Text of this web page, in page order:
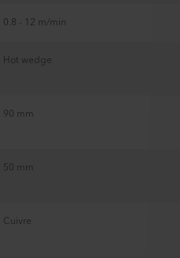
0.8 - 12 m/min
Hot wedge
90 mm
50 mm
Cuivre